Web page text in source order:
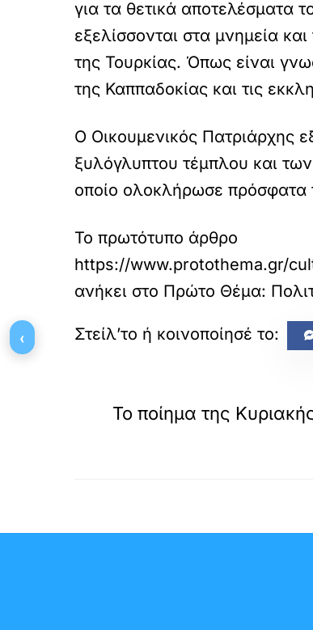
για τα θετικά αποτελέσματα
εξελίσσονται στα μνημεία
της Τουρκίας. Όπως είναι
της Καππαδοκίας και τις
Ο Οικουμενικός Πατριάρχης
ξυλόγλυπτου τέμπλου και
οποίο ολοκλήρωσε πρόσφατα
Το πρωτότυπο άρθρο
https://www.protothema.gr/
ανήκει στο Πρώτο Θέμα:
Το ποίημα της
‹